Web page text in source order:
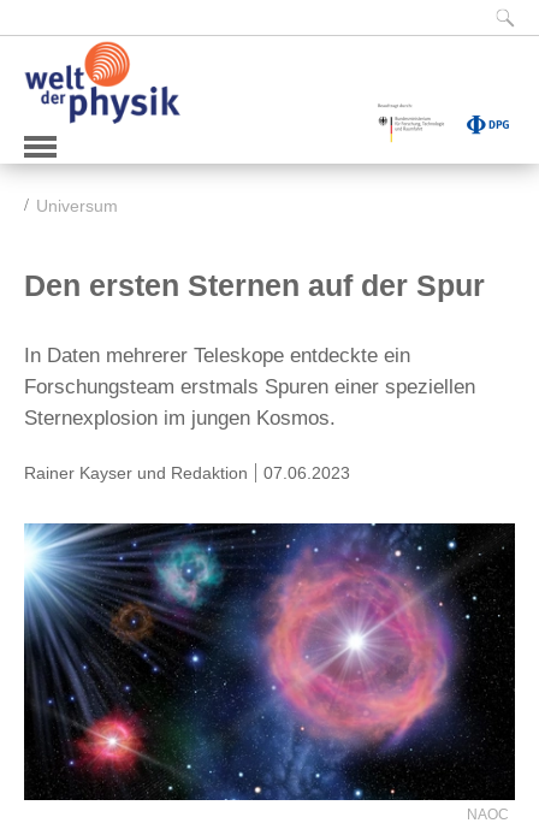
Universum
Den ersten Sternen auf der Spur
In Daten mehrerer Teleskope entdeckte ein
Forschungsteam erstmals Spuren einer speziellen
Sternexplosion im jungen Kosmos.
Rainer Kayser und Redaktion 07.06.2023
NAOC